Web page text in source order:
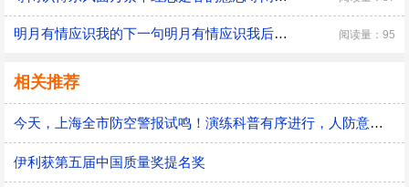
明月有情应识我的下一句明月有情应识我后半句是什么 阅读量：95
相关推荐
今天，上海全市防空警报试鸣！演练科普有序进行，人防意识“声入人心”
伊利获第五届中国质量奖提名奖